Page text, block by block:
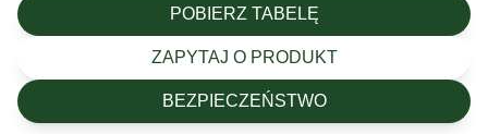
POBIERZ TABELĘ
ZAPYTAJ O PRODUKT
BEZPIECZEŃSTWO